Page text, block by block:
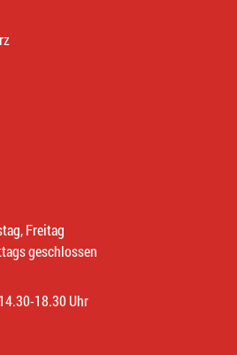
Freitag
geschlossen
18.30 Uhr